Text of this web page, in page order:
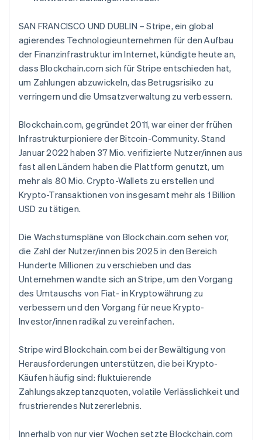
Betrugsprävention
Atlas
Start-up-Gründung
Climate
CO₂-Entnahme
Identity
Online-Identitätsprüfung
Stripe-Sessions 2026
Erfahren Sie, wie Stripe Lösungen für die
Jetzt ansehen
Partner
Stripe App-Marktplatz
SAN FRANCISCO UND DUBLIN – Stripe, ein global
agierendes Technologieunternehmen für den Aufbau
der Finanzinfrastruktur im Internet, kündigte heute an,
dass Blockchain.com sich für Stripe entschieden hat,
um Zahlungen abzuwickeln, das Betrugsrisiko zu
verringern und die Umsatzverwaltung zu verbessern.
Blockchain.com, gegründet 2011, war einer der frühen
Infrastrukturpioniere der Bitcoin-Community. Stand
Januar 2022 haben 37 Mio. verifizierte Nutzer/innen aus
fast allen Ländern haben die Plattform genutzt, um
mehr als 80 Mio. Crypto-Wallets zu erstellen und
Krypto-Transaktionen von insgesamt mehr als 1 Billion
USD zu tätigen.
Die Wachstumspläne von Blockchain.com sehen vor,
die Zahl der Nutzer/innen bis 2025 in den Bereich
Hunderte Millionen zu verschieben und das
Unternehmen wandte sich an Stripe, um den Vorgang
des Umtauschs von Fiat- in Kryptowährung zu
verbessern und den Vorgang für neue Krypto-
Investor/innen radikal zu vereinfachen.
Stripe wird Blockchain.com bei der Bewältigung von
Herausforderungen unterstützen, die bei Krypto-
Käufen häufig sind: fluktuierende
Zahlungsakzeptanzquoten, volatile Verlässlichkeit und
frustrierendes Nutzererlebnis.
Innerhalb von nur vier Wochen setzte Blockchain.com